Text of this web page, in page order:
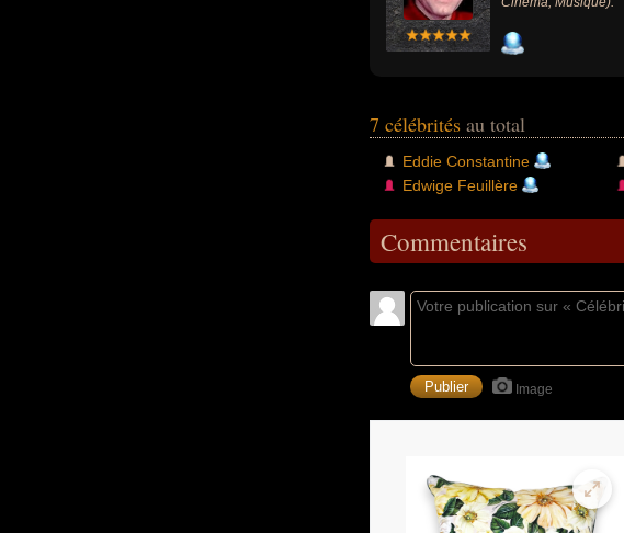
7 célébrités au total
Eddie Constantine
Edwige Feuillère
Commentaires
Image